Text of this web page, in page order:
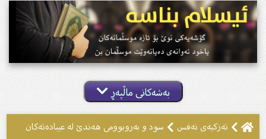
بەشەکانی ماڵپەڕ
تەزکیەى نەفس سود و بەروبوومی هەندێ لە عیبادەتەکان